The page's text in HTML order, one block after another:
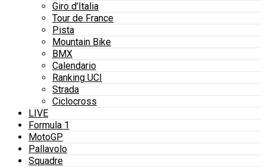
Giro d’Italia
Tour de France
Pista
Mountain Bike
BMX
Calendario
Ranking UCI
Strada
Ciclocross
LIVE
Formula 1
MotoGP
Pallavolo
Squadre